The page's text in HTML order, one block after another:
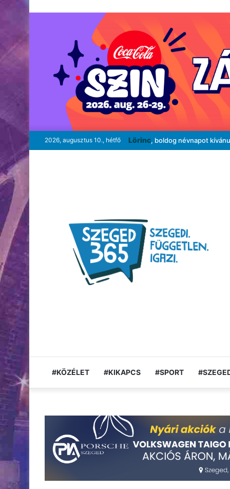
2026, augusztus 10., hétfő Lörinc, boldog névnapot
#KÖZÉLET #KIKAPCS #SPORT